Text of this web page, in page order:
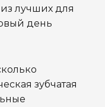
лучших для
день
зубчатая